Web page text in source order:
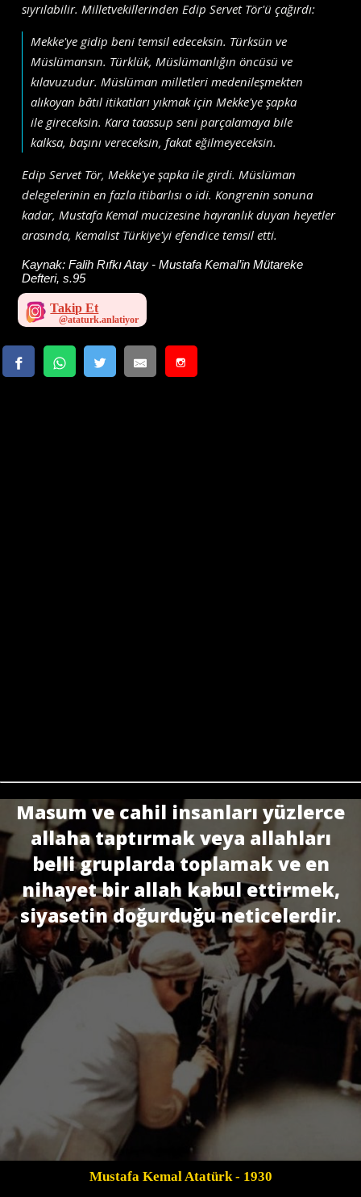
sıyrılabilir. Milletvekillerinden Edip Servet Tör'ü çağırdı:
Mekke'ye gidip beni temsil edeceksin. Türksün ve
Müslümansın. Türklük, Müslümanlığın öncüsü ve
kılavuzudur. Müslüman milletleri medenileşmekten
alıkoyan bâtıl itikatları yıkmak için Mekke'ye şapka
ile gireceksin. Kara taassup seni parçalamaya bile
kalksa, başını vereceksin, fakat eğilmeyeceksin.
Edip Servet Tör, Mekke'ye şapka ile girdi. Müslüman
delegelerinin en fazla itibarlısı o idi. Kongrenin sonuna
kadar, Mustafa Kemal mucizesine hayranlık duyan heyetler
arasında, Kemalist Türkiye'yi efendice temsil etti.
Kaynak:Falih Rıfkı Atay - Mustafa Kemal’in Mütareke
Defteri, s.95
Takip Et
Masum ve cahil insanları yüzlerce
allaha taptırmak veya allahları
belli gruplarda toplamak ve en
nihayet bir allah kabul ettirmek,
siyasetin doğurduğu neticelerdir.
Mustafa Kemal Atatürk- 1930